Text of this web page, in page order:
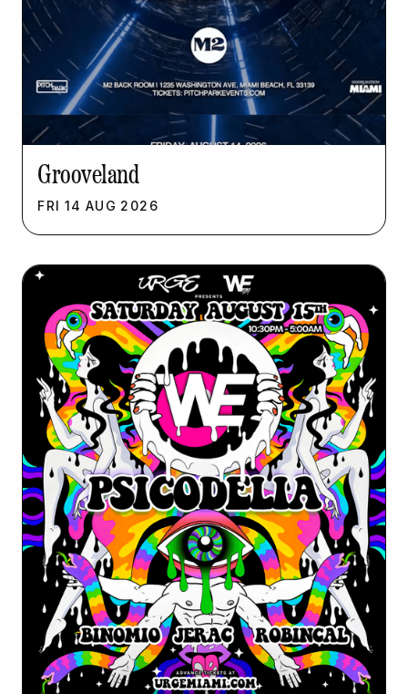
Grooveland
FRI 14 AUG 2026